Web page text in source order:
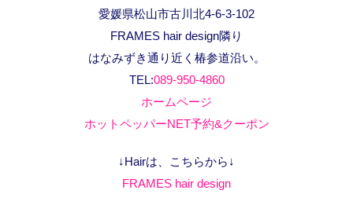
愛媛県松山市古川北4-6-3-102
FRAMES hair design隣り
はなみずき通り近く椿参道沿い。
TEL:089-950-4860
ホームページ
ホットペッパーNET予約&クーポン
↓Hairは、こちらから↓
FRAMES hair design